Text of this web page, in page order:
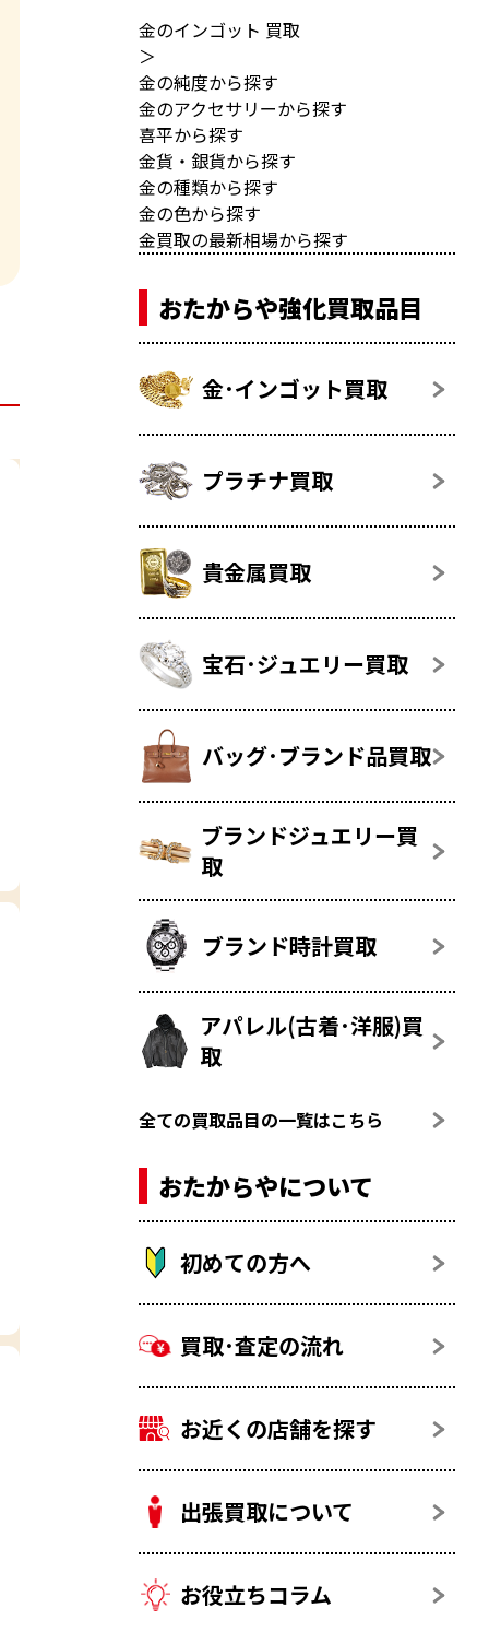
金のインゴット 買取
＞
金の純度から探す
金のアクセサリーから探す
喜平から探す
金貨・銀貨から探す
金の種類から探す
金の色から探す
金買取の最新相場から探す
おたからや強化買取品目
金･インゴット買取
プラチナ買取
貴金属買取
宝石･ジュエリー買取
バッグ･ブランド品買取
ブランドジュエリー買
取
ブランド時計買取
アパレル(古着･洋服)買
取
全ての買取品目の一覧はこちら
おたからやについて
初めての方へ
買取･査定の流れ
お近くの店舗を探す
出張買取について
お役立ちコラム